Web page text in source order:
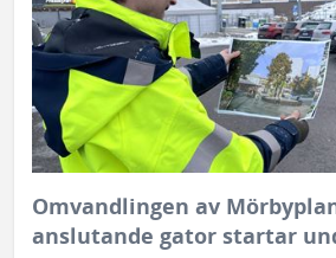
Omvandlingen av
anslutande gator startar